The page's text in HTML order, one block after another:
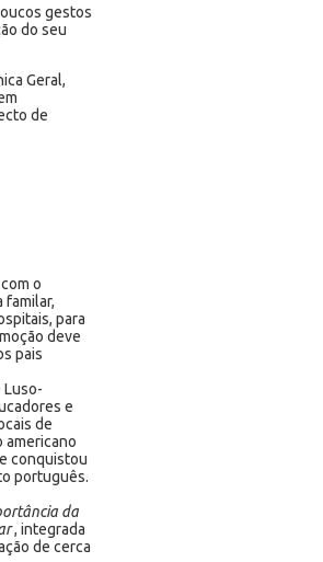
gestos
do seu
Geral,
de
com o
familar,
para
deve
pais
Luso-
e
de
americano
conquistou
português.
da
, integrada
de cerca